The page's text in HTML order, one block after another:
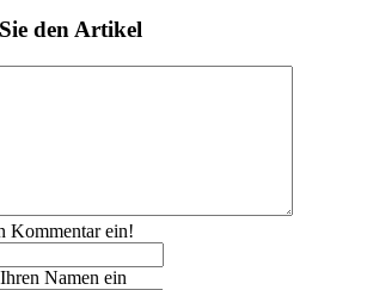
den Artikel
Kommentar ein!
Namen ein